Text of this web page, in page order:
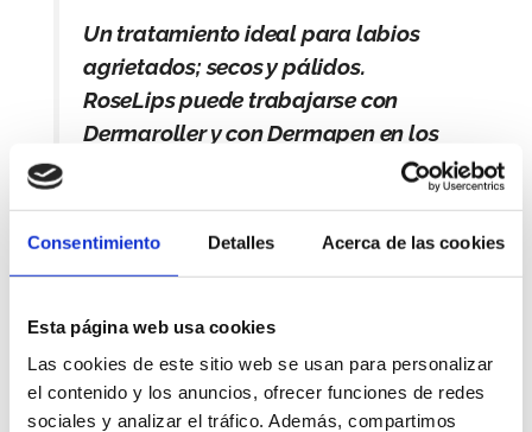
Consentimiento Detalles Acerca de las cookies
Esta página web usa cookies
Las cookies de este sitio web se usan para personalizar
el contenido y los anuncios, ofrecer funciones de redes
sociales y analizar el tráfico. Además, compartimos
Un tratamiento ideal para labios
agrietados; secos y pálidos.
RoseLips puede trabajarse con
Dermaroller y con Dermapen en los